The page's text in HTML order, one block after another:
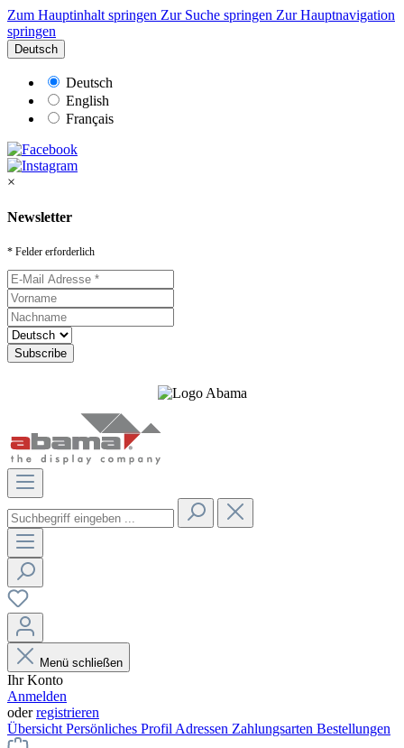
Zum Hauptinhalt springen Zur Suche springen Zur Hauptnavigation
springen
Deutsch
Deutsch
English
Français
×
Newsletter
* Felder erforderlich
Menü schließen
Ihr Konto
Anmelden
oderregistrieren
Übersicht Persönliches Profil Adressen Zahlungsarten Bestellungen